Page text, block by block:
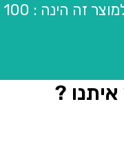
: 100 יחידות
?